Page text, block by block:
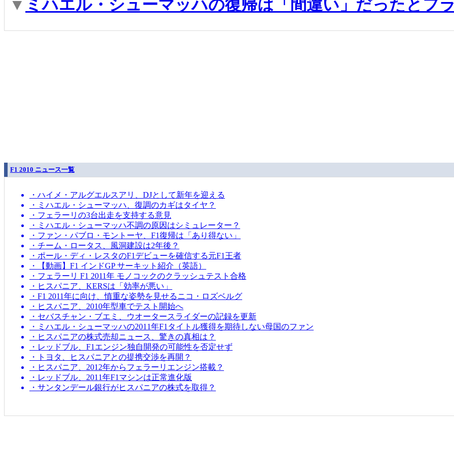
▼ ミハエル・シューマッハの復帰は「間違い」だったとフ
F1 2010 ニュース一覧
・ハイメ・アルグエルスアリ、DJとして新年を迎える
・ミハエル・シューマッハ、復調のカギはタイヤ？
・フェラーリの3台出走を支持する意見
・ミハエル・シューマッハ不調の原因はシミュレーター？
・ファン・パブロ・モントーヤ、F1復帰は「あり得ない」
・チーム・ロータス、風洞建設は2年後？
・ポール・ディ・レスタのF1デビューを確信する元F1王者
・【動画】F1 インドGP サーキット紹介（英語）
・フェラーリ F1 2011年 モノコックのクラッシュテスト合格
・ヒスパニア、KERSは「効率が悪い」
・F1 2011年に向け、慎重な姿勢を見せるニコ・ロズベルグ
・ヒスパニア、2010年型車でテスト開始へ
・セバスチャン・ブエミ、ウオータースライダーの記録を更新
・ミハエル・シューマッハの2011年F1タイトル獲得を期待しない母国のファン
・ヒスパニアの株式売却ニュース、驚きの真相は？
・レッドブル、F1エンジン独自開発の可能性を否定せず
・トヨタ、ヒスパニアとの提携交渉を再開？
・ヒスパニア、2012年からフェラーリエンジン搭載？
・レッドブル、2011年F1マシンは正常進化版
・サンタンデール銀行がヒスパニアの株式を取得？